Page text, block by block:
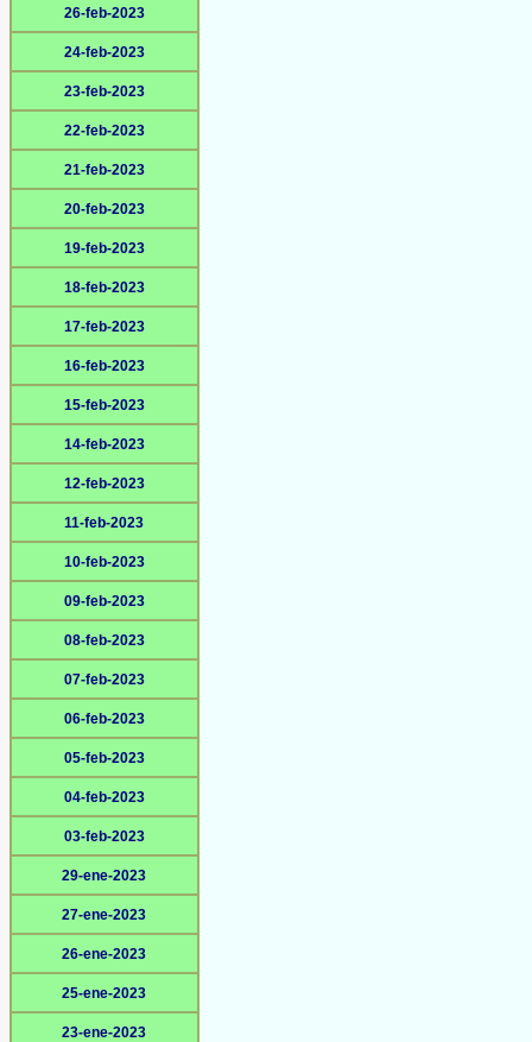
26-feb-2023
24-feb-2023
23-feb-2023
22-feb-2023
21-feb-2023
20-feb-2023
19-feb-2023
18-feb-2023
17-feb-2023
16-feb-2023
15-feb-2023
14-feb-2023
12-feb-2023
11-feb-2023
10-feb-2023
09-feb-2023
08-feb-2023
07-feb-2023
06-feb-2023
05-feb-2023
04-feb-2023
03-feb-2023
29-ene-2023
27-ene-2023
26-ene-2023
25-ene-2023
23-ene-2023